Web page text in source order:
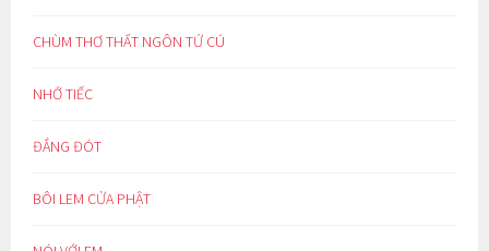
CHÙM THƠ THẤT NGÔN TỨ CÚ
NHỚ TIẾC
ĐẮNG ĐÓT
BÔI LEM CỬA PHẬT